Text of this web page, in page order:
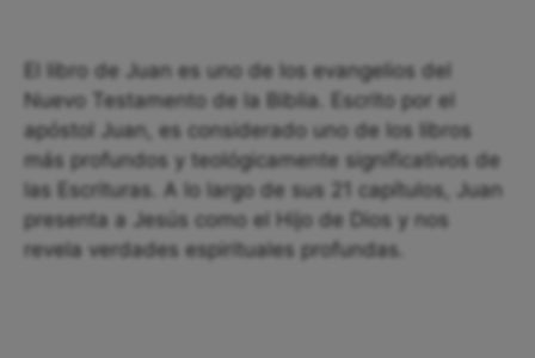
El libro de Juan es uno de los evangelios del
Nuevo Testamento de la Biblia. Escrito por el
apóstol Juan, es considerado uno de los libros
más profundos y teológicamente significativos de
las Escrituras. A lo largo de sus 21 capítulos, Juan
presenta a Jesús como el Hijo de Dios y nos
revela verdades espirituales profundas.